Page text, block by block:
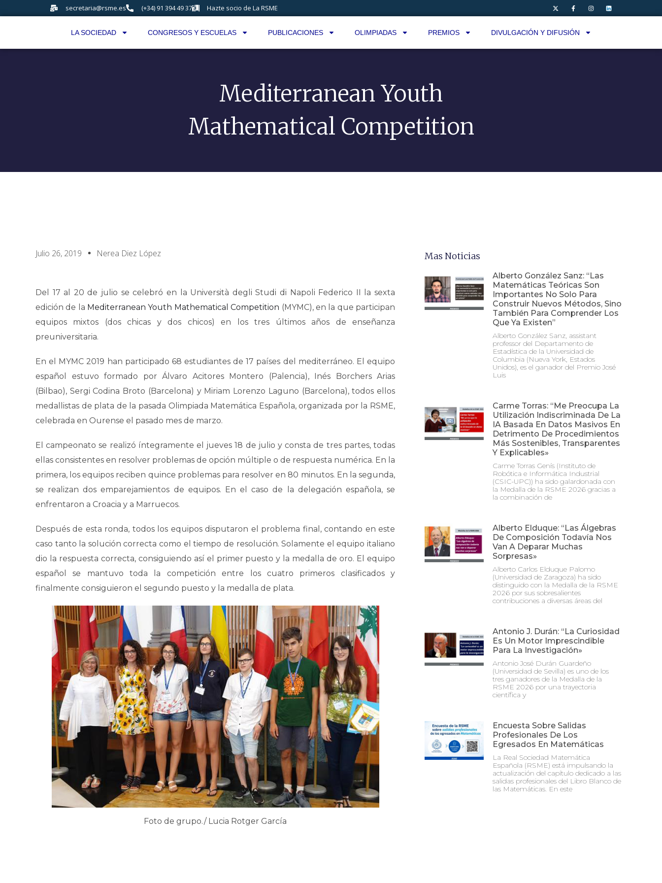
secretaria@rsme.es (+34) 91 394 49 37 Hazte socio de La RSME
LA SOCIEDAD CONGRESOS Y ESCUELAS PUBLICACIONES OLIMPIADAS PREMIOS DIVULGACIÓN Y DIFUSIÓN
Mediterranean Youth
Mathematical Competition
Julio 26, 2019 Nerea Diez López
Del 17 al 20 de julio se celebró en la Università degli Studi di Napoli Federico II la sexta
edición de la Mediterranean Youth Mathematical Competition (MYMC), en la que participan
equipos mixtos (dos chicas y dos chicos) en los tres últimos años de enseñanza
preuniversitaria.
En el MYMC 2019 han participado 68 estudiantes de 17 países del mediterráneo. El equipo
español estuvo formado por Álvaro Acitores Montero (Palencia), Inés Borchers Arias
(Bilbao), Sergi Codina Broto (Barcelona) y Miriam Lorenzo Laguno (Barcelona), todos ellos
medallistas de plata de la pasada Olimpiada Matemática Española, organizada por la RSME,
celebrada en Ourense el pasado mes de marzo.
El campeonato se realizó íntegramente el jueves 18 de julio y consta de tres partes, todas
ellas consistentes en resolver problemas de opción múltiple o de respuesta numérica. En la
primera, los equipos reciben quince problemas para resolver en 80 minutos. En la segunda,
se realizan dos emparejamientos de equipos. En el caso de la delegación española, se
enfrentaron a Croacia y a Marruecos.
Después de esta ronda, todos los equipos disputaron el problema final, contando en este
caso tanto la solución correcta como el tiempo de resolución. Solamente el equipo italiano
dio la respuesta correcta, consiguiendo así el primer puesto y la medalla de oro. El equipo
español se mantuvo toda la competición entre los cuatro primeros clasificados y
finalmente consiguieron el segundo puesto y la medalla de plata.
Foto de grupo./ Lucia Rotger García
Mas Noticias
Alberto González Sanz: “Las
Matemáticas Teóricas Son
Importantes No Solo Para
Construir Nuevos Métodos, Sino
También Para Comprender Los
Que Ya Existen”
Alberto González Sanz, assistant
professor del Departamento de
Estadística de la Universidad de
Columbia (Nueva York, Estados
Unidos), es el ganador del Premio José
Luis
Carme Torras: “Me Preocupa La
Utilización Indiscriminada De La
IA Basada En Datos Masivos En
Detrimento De Procedimientos
Más Sostenibles, Transparentes
Y Explicables»
Carme Torras Genís (Instituto de
Robótica e Informática Industrial
(CSIC-UPC)) ha sido galardonada con
la Medalla de la RSME 2026 gracias a
la combinación de
Alberto Elduque: “Las Álgebras
De Composición Todavía Nos
Van A Deparar Muchas
Sorpresas»
Alberto Carlos Elduque Palomo
(Universidad de Zaragoza) ha sido
distinguido con la Medalla de la RSME
2026 por sus sobresalientes
contribuciones a diversas áreas del
Antonio J. Durán: “La Curiosidad
Es Un Motor Imprescindible
Para La Investigación»
Antonio José Durán Guardeño
(Universidad de Sevilla) es uno de los
tres ganadores de la Medalla de la
RSME 2026 por una trayectoria
científica y
Encuesta Sobre Salidas
Profesionales De Los
Egresados En Matemáticas
La Real Sociedad Matemática
Española (RSME) está impulsando la
actualización del capítulo dedicado a las
salidas profesionales del Libro Blanco de
las Matemáticas. En este